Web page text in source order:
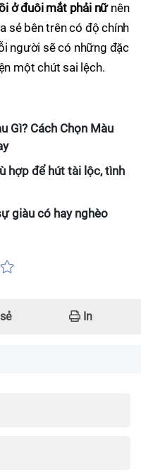
ở đuôi mắt phải nữ nên
sẻ bên trên có độ chính
người sẽ có những đặc
một chút sai lệch.
Gì? Cách Chọn Màu
hợp để hút tài lộc, tình
giàu có hay nghèo
In